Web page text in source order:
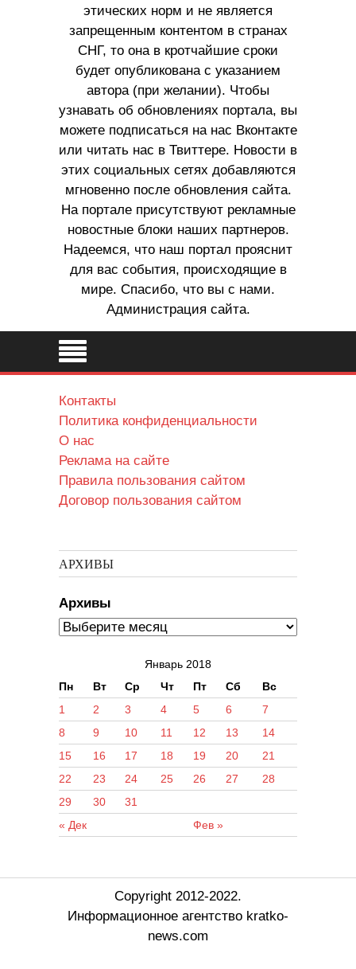
этических норм и не является
запрещенным контентом в странах
СНГ, то она в кротчайшие сроки
будет опубликована с указанием
автора (при желании). Чтобы
узнавать об обновлениях портала, вы
можете подписаться на нас Вконтакте
или читать нас в Твиттере. Новости в
этих социальных сетях добавляются
мгновенно после обновления сайта.
На портале присутствуют рекламные
новостные блоки наших партнеров.
Надеемся, что наш портал прояснит
для вас события, происходящие в
мире. Спасибо, что вы с нами.
Администрация сайта.
Контакты
Политика конфиденциальности
О нас
Реклама на сайте
Правила пользования сайтом
Договор пользования сайтом
АРХИВЫ
Архивы
Январь 2018
Пн
Вт Ср Чт Пт Сб Вс
« Дек Фев »
1 2 3 4 5 6
7
8
9 10 11 12 13
14
15
16 17 18 19 20
21
22
23 24 25 26 27
28
29
30 31
Copyright 2012-2022.
Информационное агентство kratko-
news.com